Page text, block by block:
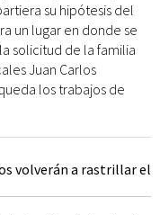
su hipótesis del
un lugar en donde se
solicitud de la familia
Juan Carlos
los trabajos de